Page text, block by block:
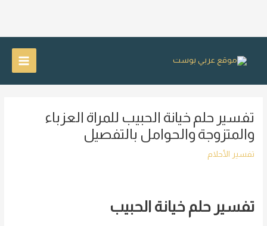
Main
تفسير حلم خيانة الحبيب للمراة العزباء
والمتزوجة والحوامل بالتفصيل
تفسير الأحلام
تفسير حلم خيانة الحبيب